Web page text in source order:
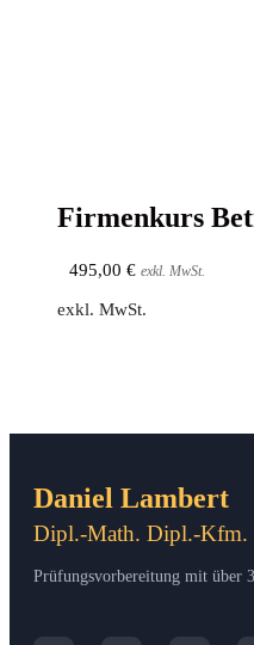
Fir­men­kurs
495,00 € exkl. MwSt.
exkl. MwSt.
Daniel Lambert
Dipl.-Math. Dipl.-Kfm.
Prüfungsvorbereitung mit über